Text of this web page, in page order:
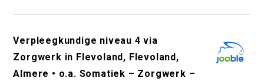
Verpleegkundige niveau 4 via
Zorgwerk in Flevoland, Flevoland,
Almere • o.a. Somatiek – Zorgwerk –